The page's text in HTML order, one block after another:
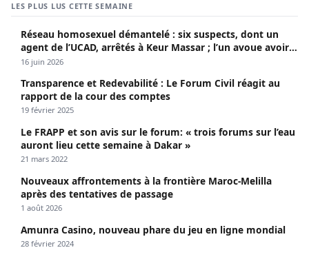
LES PLUS LUS CETTE SEMAINE
Réseau homosexuel démantelé : six suspects, dont un
agent de l’UCAD, arrêtés à Keur Massar ; l’un avoue avoir
propagé le VIH depuis 2018
16 juin 2026
Transparence et Redevabilité : Le Forum Civil réagit au
rapport de la cour des comptes
19 février 2025
Le FRAPP et son avis sur le forum: « trois forums sur l’eau
auront lieu cette semaine à Dakar »
21 mars 2022
Nouveaux affrontements à la frontière Maroc-Melilla
après des tentatives de passage
1 août 2026
Amunra Casino, nouveau phare du jeu en ligne mondial
28 février 2024